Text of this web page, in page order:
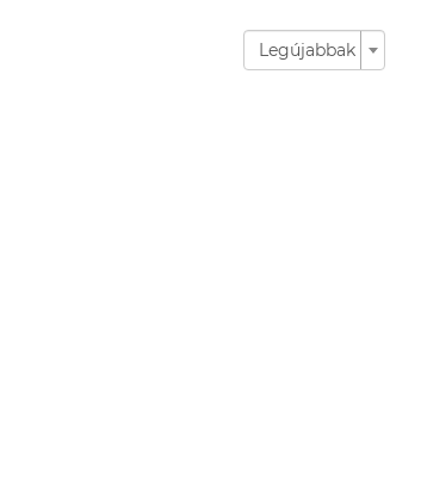
Legújabbak